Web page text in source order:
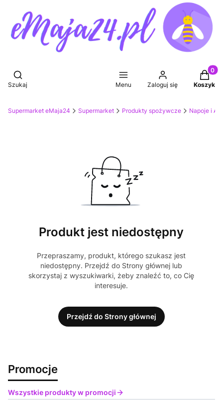
Otwórz wyszukiwarkę
Szukaj Menu Zaloguj się Koszyk
Supermarket eMaja24 Supermarket Produkty spożywcze Napoje i
Produkt jest niedostępny
Przepraszamy, produkt, którego szukasz jest
niedostępny. Przejdź do Strony głównej lub
skorzystaj z wyszukiwarki, żeby znaleźć to, co Cię
interesuje.
Przejdź do Strony głównej
Promocje
Wszystkie produkty w promocji